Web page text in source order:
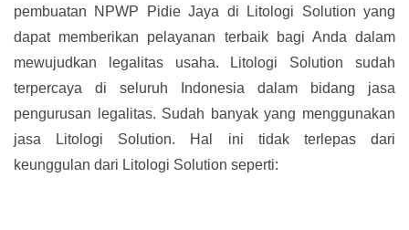
pembuatan NPWP Pidie Jaya di Litologi Solution yang
dapat memberikan pelayanan terbaik bagi Anda dalam
mewujudkan legalitas usaha. Litologi Solution sudah
terpercaya di seluruh Indonesia dalam bidang jasa
pengurusan legalitas. Sudah banyak yang menggunakan
jasa Litologi Solution. Hal ini tidak terlepas dari
keunggulan dari Litologi Solution seperti: